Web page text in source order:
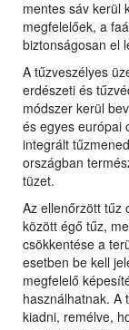
mentes sáv kerül
megfelelőek, a
biztonságosan el
A tűzveszélyes
erdészeti és
módszer kerül
és egyes európai
integrált
országban
tüzet.
Az ellenőrzött tűz
között égő tűz,
csökkentése a
esetben be kell
megfelelő
használhatnak. A
kiadni, remélve,